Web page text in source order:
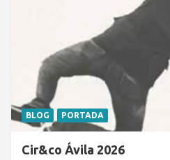
BLOG PORTADA
Cir&co Ávila 2026